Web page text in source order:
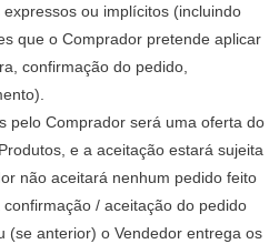
ou implícitos (incluindo
que o Comprador pretende aplicar
confirmação do pedido,
pelo Comprador será uma oferta do
e a aceitação estará sujeita
não aceitará nenhum pedido feito
/ aceitação do pedido
(se anterior) o Vendedor entrega os